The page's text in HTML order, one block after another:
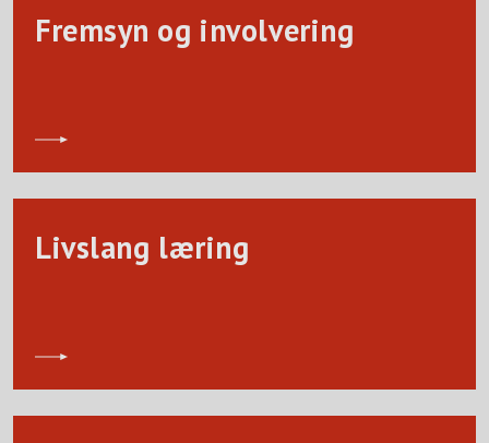
Fremsyn og involvering
Livslang læring